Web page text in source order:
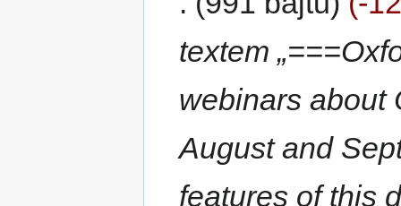
textem
webinars about
August and
features of this